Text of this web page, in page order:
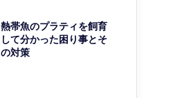
熱帯魚のプラティを飼育
して分かった困り事とそ
の対策